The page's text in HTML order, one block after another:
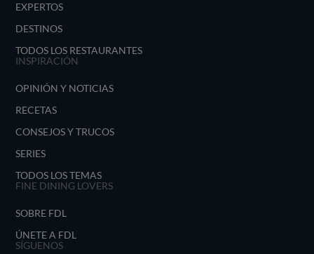
EXPERTOS
DESTINOS
TODOS LOS RESTAURANTES
INSPIRACIÓN
OPINIÓN Y NOTICIAS
RECETAS
CONSEJOS Y TRUCOS
SERIES
TODOS LOS TEMAS
FINE DINING LOVERS
SOBRE FDL
ÚNETE A FDL
SÍGUENOS